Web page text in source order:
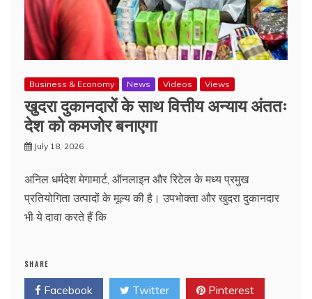
Business & Economy News Videos Views
खुदरा दुकानदारों के साथ वित्तीय अन्याय अंततः
देश को कमजोर बनाएगा
July 18, 2026
अनिल धर्मदेश मेगामार्ट, ऑनलाइन और रिटेल के मध्य प्रमुख
प्रतियोगिता उत्पादों के मूल्य की है। उपभोक्ता और खुदरा दुकानदार
भी ये दावा करते हैं कि
SHARE
Facebook Twitter Pinterest